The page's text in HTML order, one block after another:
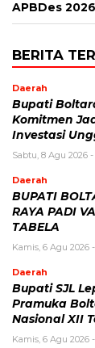
APBDes
BERITA
Daerah
Bupati
Komitmen
Investasi
Sabtu, 8 Agu 2026 -
Daerah
BUPATI
RAYA PADI
TABELA
Kamis, 6 Agu 2026 -
Daerah
Bupati SJL
Pramuka
Nasional XII
Kamis, 6 Agu 2026